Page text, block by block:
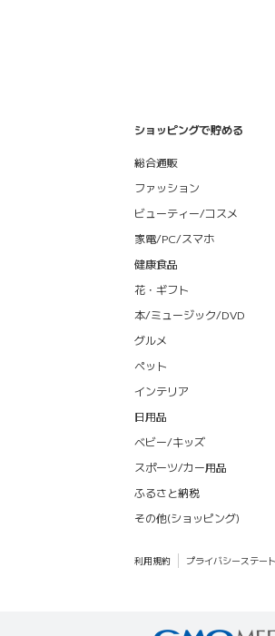
ショッピングで貯める
総合通販
ファッション
ビューティー/コスメ
家電/PC/スマホ
健康食品
花・ギフト
本/ミュージック/DVD
グルメ
ペット
インテリア
日用品
ベビー/キッズ
スポーツ/カー用品
ふるさと納税
その他(ショッピング)
利用規約 プライバシーステー